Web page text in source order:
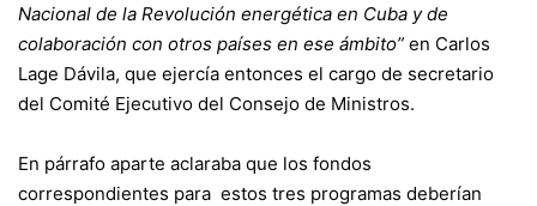
Nacional de la Revolución energética en Cuba y de
colaboración con otros países en ese ámbito” en Carlos
Lage Dávila, que ejercía entonces el cargo de secretario
del Comité Ejecutivo del Consejo de Ministros.
En párrafo aparte aclaraba que los fondos
correspondientes para estos tres programas deberían